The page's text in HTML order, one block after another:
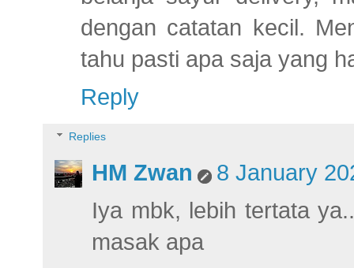
dengan catatan kecil.
tahu pasti apa saja yang
Reply
Replies
HM Zwan
8 January
Iya mbk, lebih tertata
masak apa